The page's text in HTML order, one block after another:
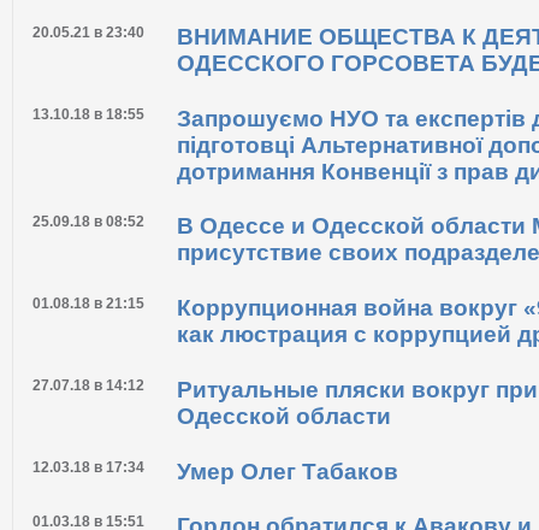
14.08.21 в 22:28
ОМКФ-2021, день первый.
бизнес»
20.05.21 в 23:40
ВНИМАНИЕ ОБЩЕСТВА К
ОДЕССКОГО ГОРСОВЕТА
Запрошуємо НУО та експертів
підготовці Альтернативної
дотримання Конвенції з прав
25.09.18 в 08:52
В Одессе и Одесской области
присутствие своих
01.08.18 в 21:15
Коррупционная война вокруг
как люстрация с коррупцией
27.07.18 в 14:12
Ритуальные пляски вокруг
Одесской области